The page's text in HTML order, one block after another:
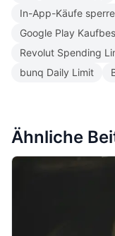
In-App-Käufe
Google Play
Revolut Spending
bunq Daily Limit
Ähnliche